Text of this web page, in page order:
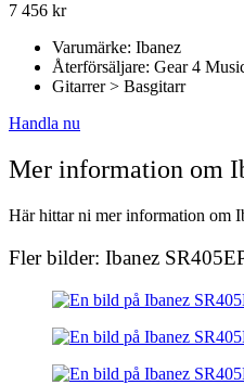
7 456 kr
Varumärke: Ibanez
Återförsäljare: Gear 4
Gitarrer > Basgitarr
Handla nu
Mer information om
Här hittar ni mer information om
Fler bilder: Ibanez